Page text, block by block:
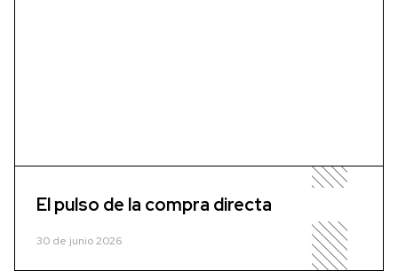
El pulso de la compra directa
30 de junio 2026